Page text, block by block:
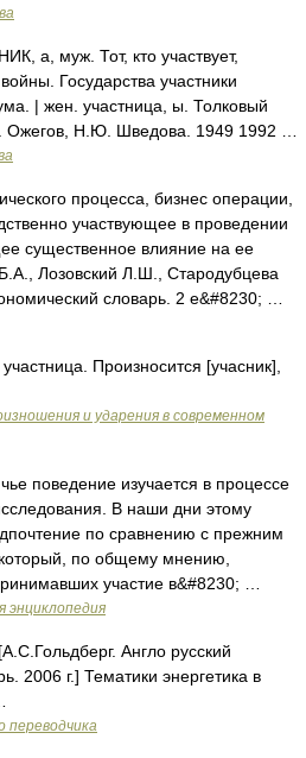
а, муж. Тот, кто участвует,
Государства участники
| жен. участница, ы. Толковый
Ожегов, Н.Ю. Шведова. 1949 1992 …
процесса, бизнес операции,
участвующее в проведении
существенное влияние на ее
Лозовский Л.Ш., Стародубцева
словарь. 2 е&#8230; …
Произносится [учасник],
и ударения в современном
поведение изучается в процессе
В наши дни этому
по сравнению с прежним
по общему мнению,
участие в&#8230; …
энциклопедия
Англо русский
2006 г.] Тематики энергетика в
переводчика